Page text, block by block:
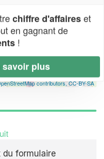
contributors,CC-BY-SA
du formulaire
chiffre d'affaireset
en gagnant de
!
savoir plus